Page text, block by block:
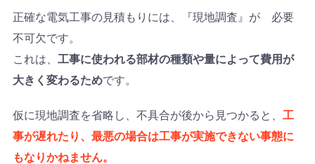
正確な電気工事の見積もりには、『現地調査』が 必要
不可欠です。
これは、 工事に使われる部材の種類や量によって費用が
大きく変わるためです。
仮に現地調査を省略し、不具合が後から見つかると、 工
事が遅れたり、最悪の場合は工事が実施できない事態に
もなりかねません。